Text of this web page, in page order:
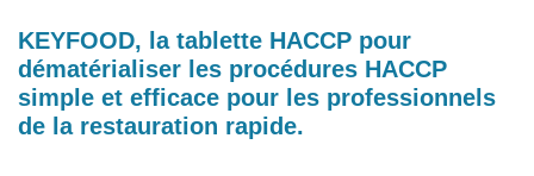
KEYFOOD, la tablette HACCP pour
dématérialiser les procédures HACCP
simple et efficace pour les professionnels
de la restauration rapide.